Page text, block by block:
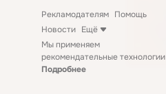
Рекламодателям Помощь
Новости Ещё
Мы применяем
рекомендательные технологии
Подробнее